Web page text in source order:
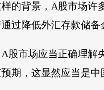
的背景，A股市场许
过降低外汇存款储备
股市场应当正确理解
期，这显然应当是中